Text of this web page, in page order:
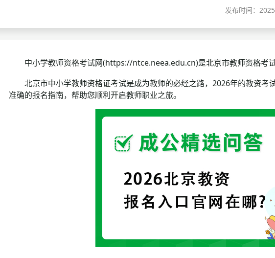
成绩查询
分数线
历年真题
分数线
历年真题
考试政策
分数线
历年真题
分
发布时间：
中小学教师资格考试网(https://ntce.neea.edu.cn)是北京市教师资格考试
北京市中小学教师资格证考试是成为教师的必经之路，2026年的教资考
准确的报名指南，帮助您顺利开启教师职业之旅。